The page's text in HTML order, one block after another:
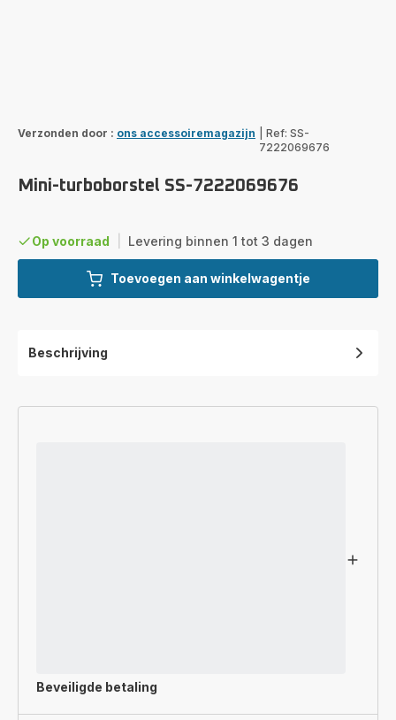
Verzonden door : ons accessoiremagazijn
Ref: SS-
7222069676
Mini-turboborstel SS-7222069676
Op voorraad Levering binnen 1 tot 3 dagen
Toevoegen aan winkelwagentje
Beschrijving
Beveiligde betaling